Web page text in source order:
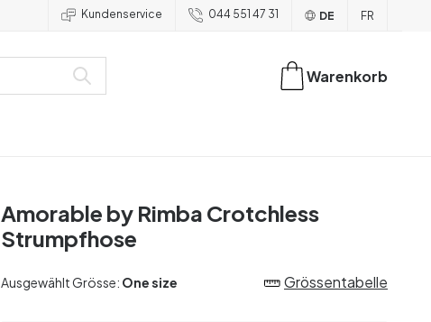
Kundenservice 044 551 47 31 DE FR
Warenkorb
Amorable by Rimba Crotchless
Strumpfhose
Ausgewählt Grösse: One size Grössentabelle